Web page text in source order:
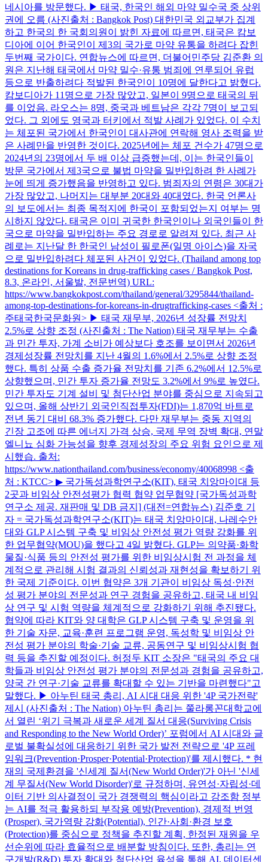
네시아를 방문했다. ▶ 태국, 한국인 해외 마약 밀수국 중 상위
권에 오름 (사진출처 : Bangkok Post) 대한민국 외교부가 집계
하고 한국의 한 국회의원이 밝힌 자료에 따르면, 태국은 캄보
디아에 이어 한국인이 제3의 국가로 마약 유통을 하려다 잡힌
두번째 국가이다. 연합뉴스에 따르면, 더불어민주당 김준환 의
원은 지난해 태국에서 마약 밀수·유통 범죄에 연루되어 유럽
등으로 반출하려다 적발된 한국인이 10명에 달한다고 밝혔다.
캄보디아가 11명으로 가장 많았고, 일본이 9명으로 태국의 뒤
를 이었음. 라오스는 8명, 중국과 베트남은 각각 7명이 보고되
었다. 그 외에도 영국과 터키에서 적발 사례가 있었다. 이 수치
는 체포된 국가에서 한국인이 대사관에 연락해 영사 조력을 받
은 사례만을 반영한 것이다. 2025년에는 체포 건수가 47명으로
2024년의 23명에서 두 배 이상 급증했는데, 이는 한국인들이
방문 국가에서 제3국으로 불법 마약을 밀반입하려 한 사례가
눈에 띄게 증가했음을 반영하고 있다. 범죄자의 연령은 30대가
가장 많았고, 나머지는 대부분 20대와 40대였다. 한국 언론사
의 보도에서는 최종 목적지에 한국이 포함되었는지 여부는 명
시하지 않았다. 태국은 이미 귀국한 한국인이나 외국인들이 한
국으로 마약을 밀반입하는 주요 경로로 알려져 있다. 최근 사
례로는 지난달 한 한국인 남성이 필로폰(일명 아이스)을 자국
으로 밀반입하려다 체포된 사건이 ​​있었다. (Thailand among top
destinations for Koreans in drug‑trafficking cases / Bangkok Post,
8.3, 온라인, 서울발, 전문번역) URL:
https://www.bangkokpost.com/thailand/general/3295844/thailand-
among-top-destinations-for-koreans-in-drugtrafficking-cases <출처 :
주태국한국문화원> ▶ 태국 재무부, 2026년 성장률 전망치
2.5%로 상향 조정 (사진출처 : The Nation) 태국 재무부는 수출
과 민간 투자, 가계 소비가 예상보다 호조를 보이면서 2026년
경제성장률 전망치를 지난 4월의 1.6%에서 2.5%로 상향 조정
했다. 특히 상품 수출 증가율 전망치를 기존 6.2%에서 12.5%로
상향했으며, 민간 투자 증가율 전망도 3.2%에서 9%로 높였다.
민간 투자도 기계 설비 및 첨단산업 분야를 중심으로 지속되고
있으며, 올해 상반기 외국인직접투자(FDI)는 1,870억 바트로
전년 동기 대비 68.3% 증가했다. 다만 재무부는 중동 지역의
긴장 고조에 따른 에너지 가격 상승, 국제 무역 장벽 확대, 연말
엘니뇨 심화 가능성을 향후 경제성장의 주요 위험 요인으로 제
시했습. 출처:
https://www.nationthailand.com/business/economy/40068998 <출
처 : KTCC> ▶ 국가독성과학연구소(KIT), 태국 치앙마이대 등
2곳과 비임상 안전성평가 협력 협약 업무협약 [국가독성과학
연구소 제공. 재판매 및 DB 금지] (대전=연합뉴스) 김준호 기
자 = 국가독성과학연구소(KIT)는 태국 치앙마이대, 나레수안
대와 GLP 시스템 구축 및 비임상 안전성 평가 역량 강화를 위
한 업무협약(MOU)을 했다고 4일 밝혔다. GLP는 의약품·화학
물질·식품 등의 안전성 평가를 위한 비임상시험 전 과정을 체
계적으로 관리해 시험 결과의 신뢰성과 재현성을 확보하기 위
한 국제 기준이다. 이번 협약은 3개 기관이 비임상 독성·안전
성 평가 분야의 전문성과 연구 경험을 공유하고, 태국 내 비임
상 연구 및 시험 역량을 체계적으로 강화하기 위해 추진됐다.
협약에 따라 KIT와 양 대학은 GLP 시스템 구축 및 운영을 위
한 기술 자문, 교육·훈련 프로그램 운영, 독성학 및 비임상 안
전성 평가 분야의 학술·기술 교류, 공동연구 및 비임상시험 협
력 등을 추진할 예정이다. 허정두 KIT 소장은 "태국의 주요 대
학들과 비임상 안전성 평가 분야의 전문성과 경험을 공유하고,
양국 간 연구·기술 교류를 확대할 수 있는 기반을 마련했다"고
말했다. ▶ 아누틴 태국 총리, AI 시대 대응 위한 '4P 국가전략'
제시 (사진출처 : The Nation) 아누틴 총리는 쭐라롱꼰대학교에
서 열린 ‘위기 극복과 새로운 세계 질서 대응(Surviving Crisis
and Responding to the New World Order)’ 포럼에서 AI 시대와 글
로벌 불확실성에 대응하기 위한 국가 발전 전략으로 '4P 프레
임워크(Prevention·Prosper·Potential·Protection)'를 제시했다. * 현
재의 국제환경을 '신세계 질서(New World Order)'가 아닌 '신세
계 무질서(New World Disorder)'로 규정하며, 유연성·자립성·데
이터 기반 의사결정이 국가 경쟁력의 핵심이라고 강조함 정부
는 AI를 적극 활용하되 부작용 예방(Prevention), 경제적 번영
(Prosper), 국가역량 강화(Potential), 인간·사회·환경 보호
(Protection)를 중심으로 정책을 추진할 계획, 한정된 재원을 우
선순위에 따라 효율적으로 배분할 방침이다. 또한, 총리는 연
구개발(R&D) 투자 확대와 첨단산업 육성을 통해 AI, 데이터센